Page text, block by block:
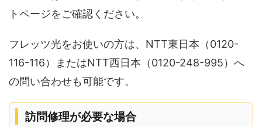
トページをご確認ください。
フレッツ光をお使いの方は、NTT東日本（0120-
116-116）またはNTT西日本（0120-248-995）へ
の問い合わせも可能です。
訪問修理が必要な場合